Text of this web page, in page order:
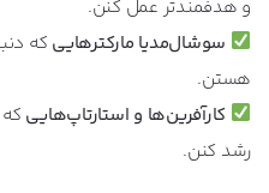
و هدفمندتر عمل کنن.
سوشال‌مدیا مارکترهایی که
هستن.
کارآفرین‌ها و استارتاپ‌هایی
رشد کنن.